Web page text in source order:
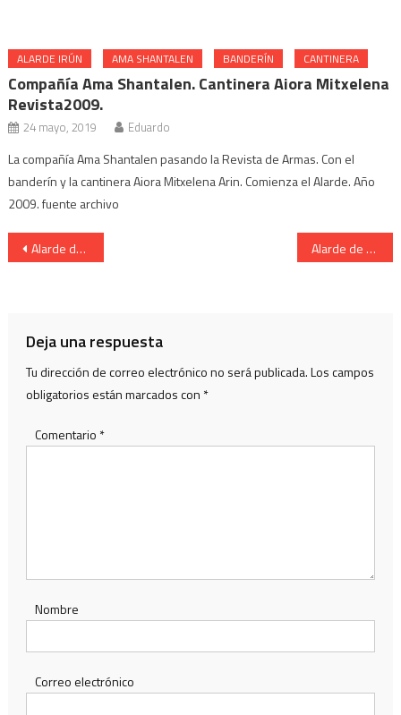
ALARDE IRÚN AMA SHANTALEN BANDERÍN CANTINERA
Compañía Ama Shantalen. Cantinera Aiora Mitxelena
Revista2009.
24 mayo, 2019 Eduardo
La compañía Ama Shantalen pasando la Revista de Armas. Con el
banderín y la cantinera Aiora Mitxelena Arin. Comienza el Alarde. Año
2009. fuente archivo
Navegación
Alarde de San Marcial de Irun.Cantinera de Uranzu. Alarde de San Marcial de Irun. Cantinera de Artilleria.
Deja una respuesta
Tu dirección de correo electrónico no será publicada.Los campos
obligatorios están marcados con *
Comentario *
Nombre
Correo electrónico